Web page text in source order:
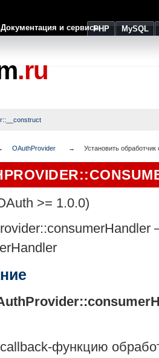
Документация и сервисыPHP MySQL
.ru
OAuthProvider Установить
>= 1.0.0)
функцию